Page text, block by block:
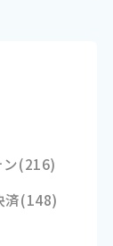
(216)
済(148)